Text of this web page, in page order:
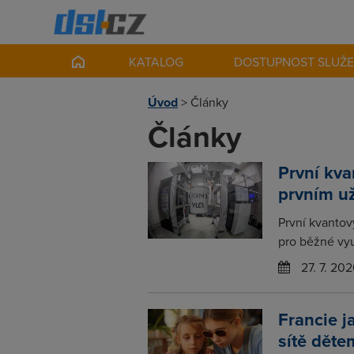
KATALOG DOSTUPNOST
Úvod> Články
Články
První
prvním
První
pro běžné
27. 7.
Francie
sítě